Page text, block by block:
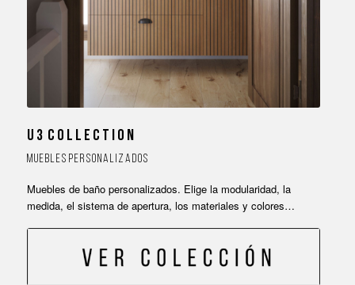
U 3 C O L L E C T I O N
M U E B L E S P E R S O N A L I Z A D O S
Muebles de baño personalizados. Elige la modularidad, la
medida, el sistema de apertura, los materiales y colores…